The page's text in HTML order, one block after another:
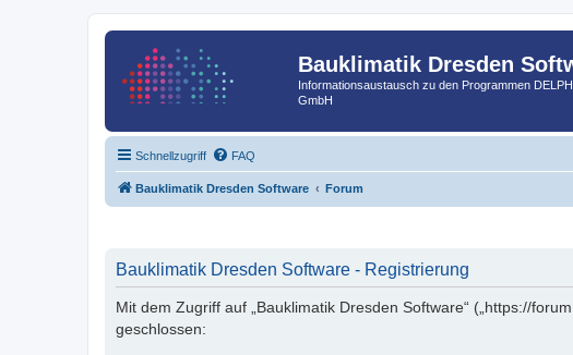
Bauklimatik Dresden
Informationsaustausch zu den Programmen
GmbH
Schnellzugriff FAQ
Bauklimatik Dresden Software Forum
Bauklimatik Dresden Software - Registrierung
Mit dem Zugriff auf „Bauklimatik Dresden Software“ („https://
geschlossen: